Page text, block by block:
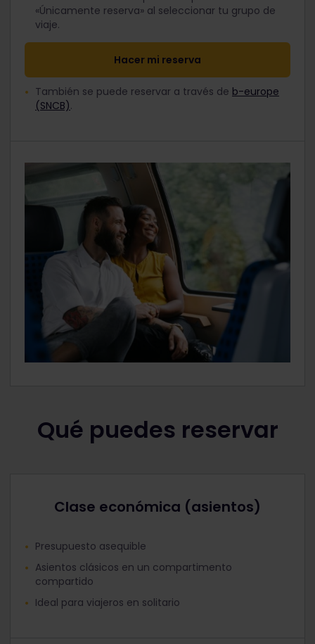
«Únicamente reserva» al seleccionar tu grupo de
viaje.
Hacer mi reserva
También se puede reservar a través de b-europe
(SNCB).
Qué puedes reservar
Clase económica (asientos)
Presupuesto asequible
Asientos clásicos en un compartimento
compartido
Ideal para viajeros en solitario